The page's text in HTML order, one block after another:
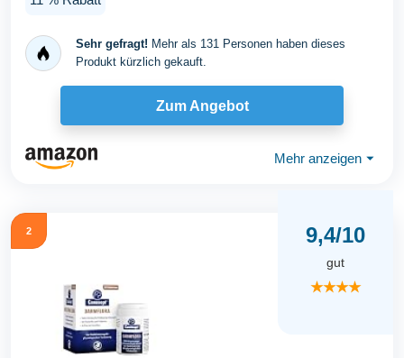
Sehr gefragt! Mehr als 131 Personen haben dieses
Produkt kürzlich gekauft.
Zum Angebot
Mehr anzeigen ⏷
2 9,4/10
gut
★★★★